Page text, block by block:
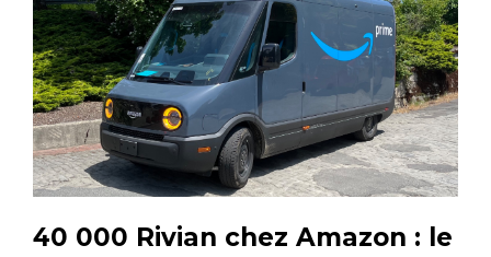
40 000 Rivian chez Amazon : le